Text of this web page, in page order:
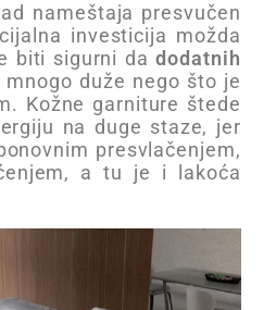
nameštaja presvučen
investicija možda
biti sigurni dadodatnih
mnogo duže nego što je
Kožne garniture štede
na duge staze, jer
presvlačenjem,
a tu je i lakoća